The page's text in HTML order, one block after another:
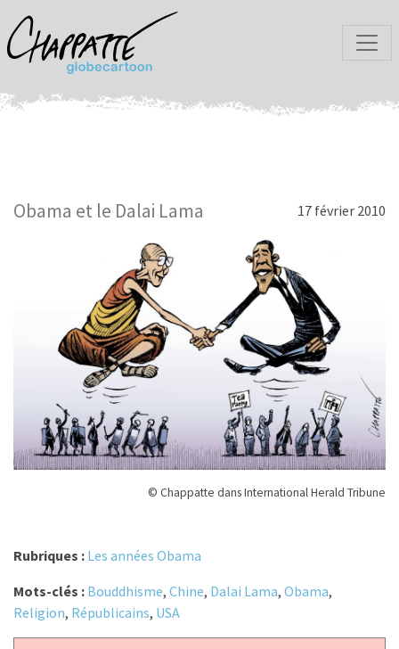
Obama et le Dalai Lama 17 février 2010
© Chappatte dans International Herald Tribune
Rubriques : Les années Obama
Mots-clés : Bouddhisme, Chine, Dalai Lama, Obama,
Religion, Républicains, USA